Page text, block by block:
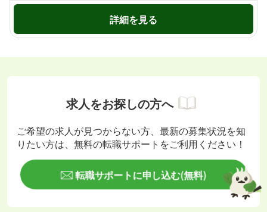
詳細を見る
求人をお探しの方へ
ご希望の求人が見つからない方、最新の募集状況を知
りたい方は、無料の転職サポートをご利用ください！
転職サポートに申し込む(無料)